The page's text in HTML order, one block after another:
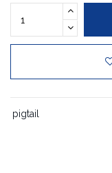
pigtail